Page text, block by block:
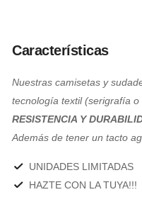
Características
Nuestras camisetas y
tecnología textil (serigrafía o
RESISTENCIA Y
Además de tener un tacto
UNIDADES LIMITADAS
HAZTE CON LA TUYA!!!